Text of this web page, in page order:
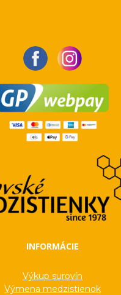
INFORMÁCIE
Výkup surovín
Výmena medzistienok